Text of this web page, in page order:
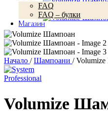
FAQ
FAQ – булки
Магазин
Начало / Шампоани /
Volumize